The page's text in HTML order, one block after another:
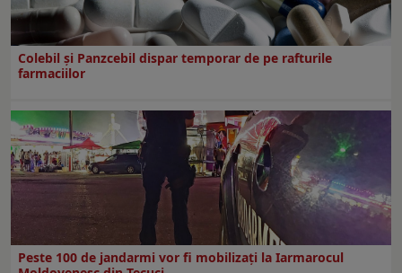
Colebil și Panzcebil dispar temporar de pe rafturile
farmaciilor
Peste 100 de jandarmi vor fi mobilizați la Iarmarocul